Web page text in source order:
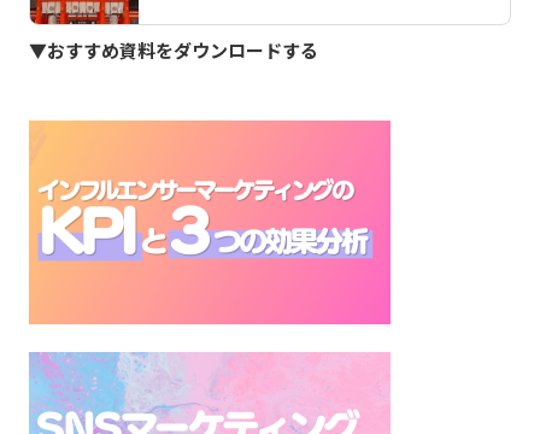
▼おすすめ資料をダウンロードする